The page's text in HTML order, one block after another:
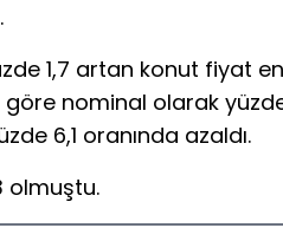
1,7 artan konut fiyat
göre nominal olarak
6,1 oranında azaldı.
olmuştu.